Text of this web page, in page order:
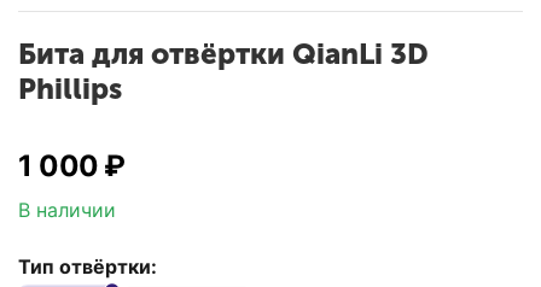
Бита для отвёртки QianLi 3D
Phillips
1 000 ₽
В наличии
Тип отвёртки: